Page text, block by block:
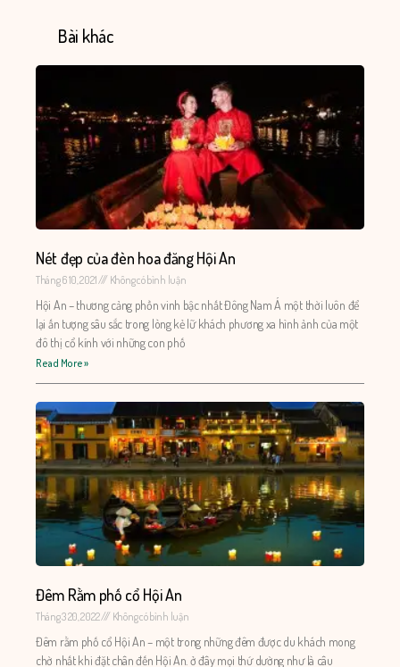
Bài khác
Nét đẹp của đèn hoa đăng Hội An
Tháng 6 10, 2021 Không có bình luận
Hội An – thương cảng phồn vinh bậc nhất Đông Nam Á một thời luôn để
lại ấn tượng sâu sắc trong lòng kẻ lữ khách phương xa hình ảnh của một
đô thị cổ kính với những con phố
Read More »
Đêm Rằm phố cổ Hội An
Tháng 3 20, 2022 Không có bình luận
Đêm rằm phố cổ Hội An – một trong những đêm được du khách mong
chờ nhất khi đặt chân đến Hội An. ở đây mọi thứ dường như là câu